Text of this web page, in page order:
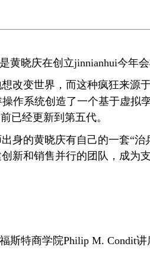
是黄晓庆在创立jinnianhui今年
改变世界，而这种疯狂来源
作系统创造了一个基于虚拟
已经更新到第五代。
身的黄晓庆有自己的一套“
新和销售并行的团队，成为
斯特商学院Philip M. Condit讲